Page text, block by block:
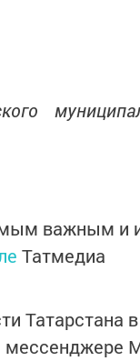
важным и
Татмедиа
Татарстана в
мессенджере